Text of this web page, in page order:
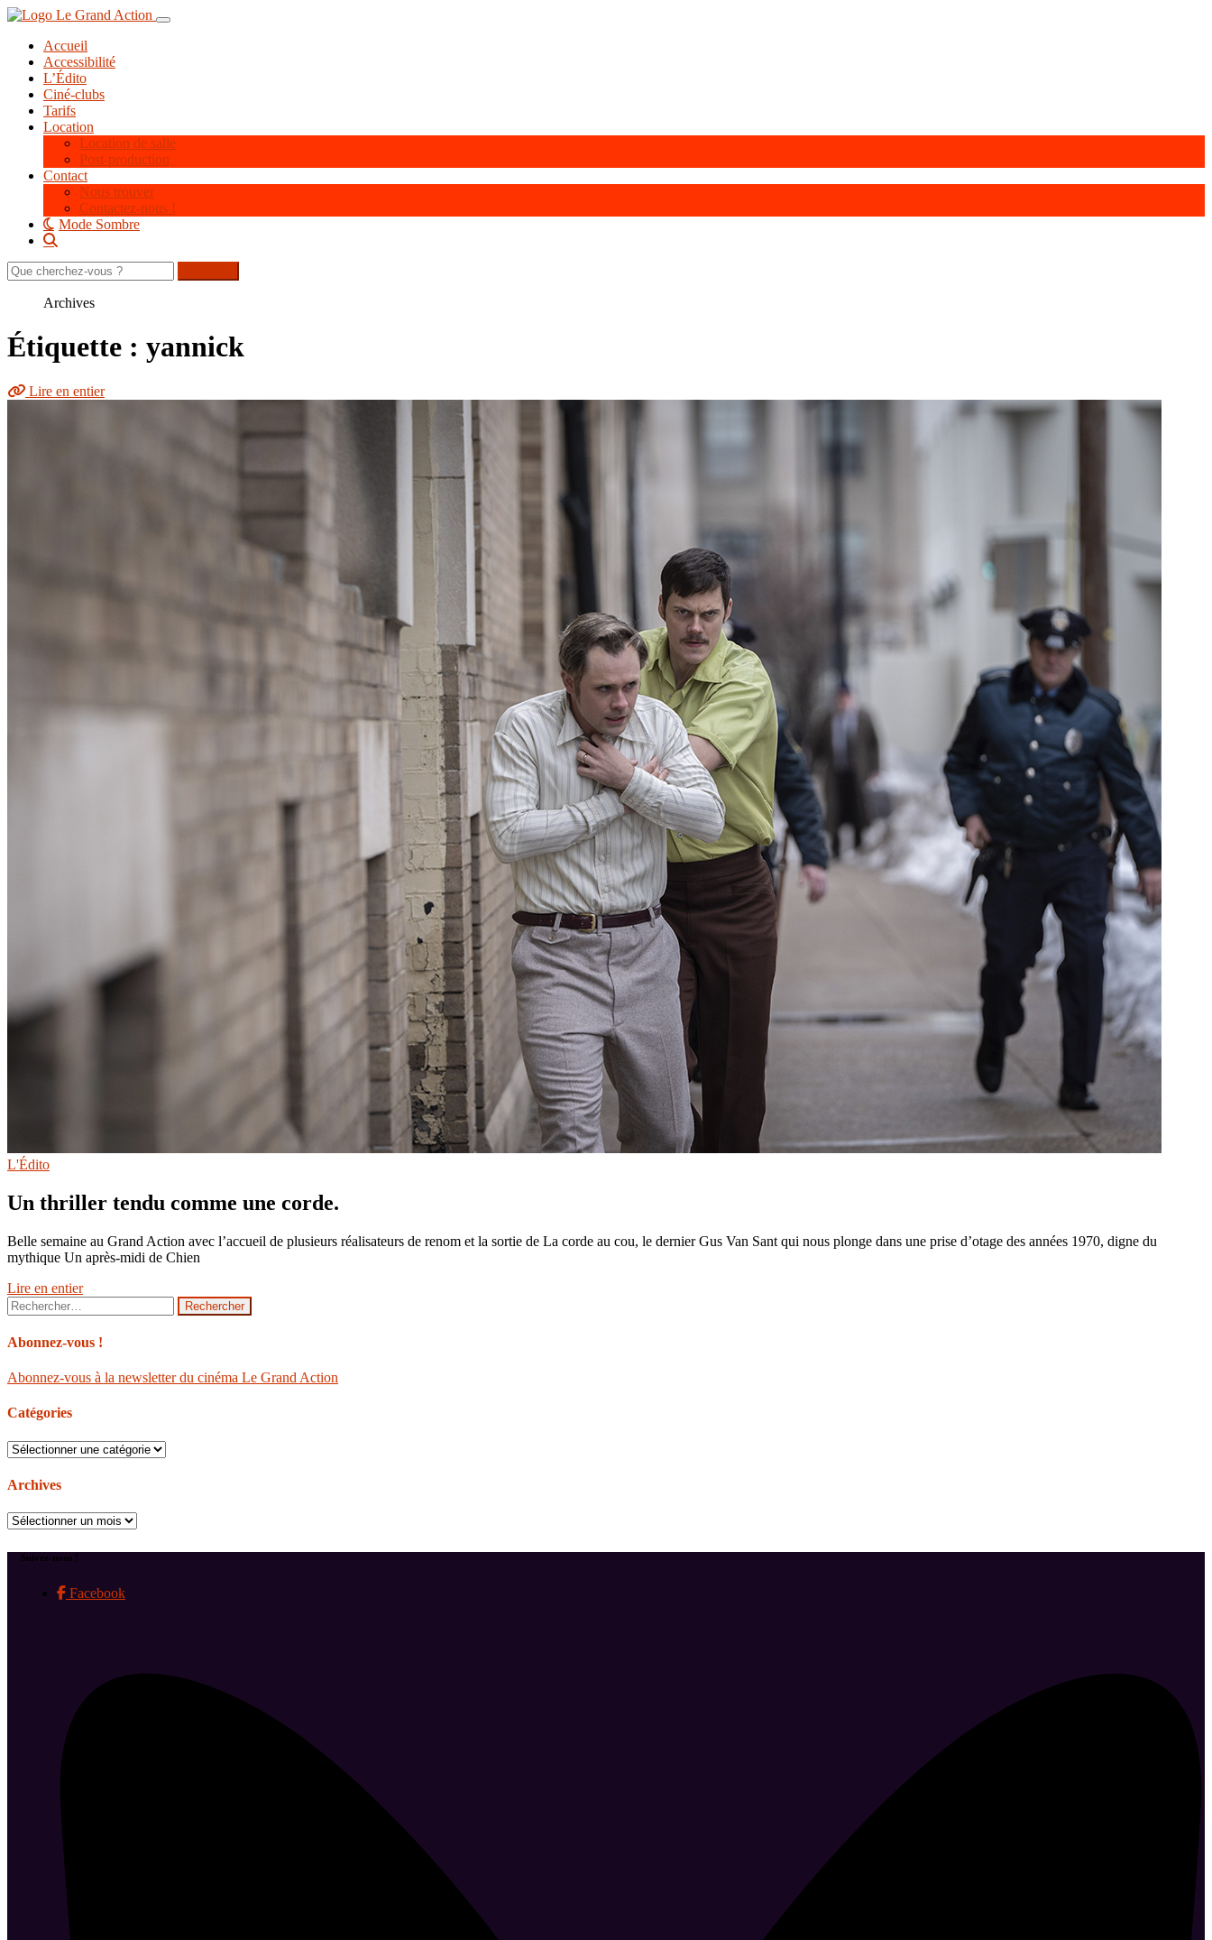
Aller
contenu
principal
Toggle navigation
Accueil
Accessibilité
L’Édito
Ciné-clubs
Tarifs
Location
Location de salle
Post-production
Contact
Nous trouver
Contactez-nous !
Mode Sombre
Rechercher
sur
Archives
Étiquette : yannick
Lire en entier
L'Édito
Un thriller tendu comme une corde.
Belle semaine au Grand Action avec l’accueil de plusieurs réalisateurs de renom et la sortie de La corde au cou, le dernier Gus Van Sant qui nous plonge dans une prise d’otage des années 1970, digne du
mythique Un après-midi de Chien
Lire en entier
Rechercher :
Abonnez-vous !
Abonnez-vous à la newsletter du cinéma Le Grand Action
Catégories
Catégories
Archives
Archives
Suivez-nous !
Facebook